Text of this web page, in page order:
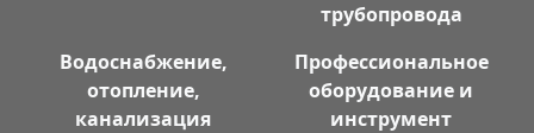
трубопровода
Водоснабжение,
отопление,
канализация
Профессиональное
оборудование и
инструмент